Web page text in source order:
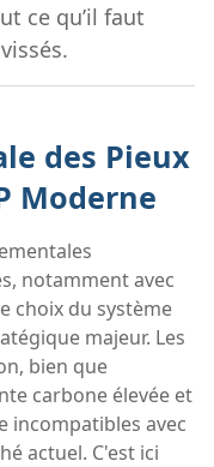
ce qu’il faut
des Pieux
Moderne
notamment avec
choix du système
majeur. Les
bien que
carbone élevée et
incompatibles avec
actuel. C'est ici